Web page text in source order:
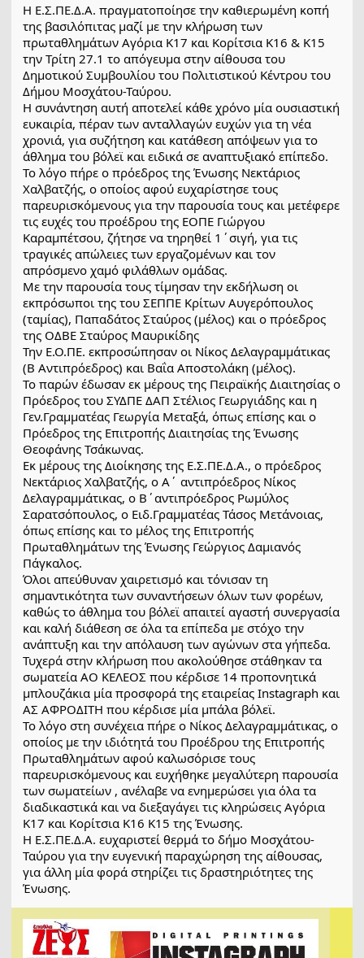
Η Ε.Σ.ΠΕ.Δ.Α. πραγματοποίησε την καθιερωμένη κοπή
της βασιλόπιτας μαζί με την κλήρωση των
πρωταθλημάτων Αγόρια Κ17 και Κορίτσια Κ16 & Κ15
την Τρίτη 27.1 το απόγευμα στην αίθουσα του
Δημοτικού Συμβουλίου του Πολιτιστικού Κέντρου του
Δήμου Μοσχάτου-Ταύρου.
Η συνάντηση αυτή αποτελεί κάθε χρόνο μία ουσιαστική
ευκαιρία, πέραν των ανταλλαγών ευχών για τη νέα
χρονιά, για συζήτηση και κατάθεση απόψεων για το
άθλημα του βόλεϊ και ειδικά σε αναπτυξιακό επίπεδο.
Το λόγο πήρε ο πρόεδρος της Ένωσης Νεκτάριος
Χαλβατζής, ο οποίος αφού ευχαρίστησε τους
παρευρισκόμενους για την παρουσία τους και μετέφερε
τις ευχές του προέδρου της ΕΟΠΕ Γιώργου
Καραμπέτσου, ζήτησε να τηρηθεί 1΄σιγή, για τις
τραγικές απώλειες των εργαζομένων και τον
απρόσμενο χαμό φιλάθλων ομάδας.
Με την παρουσία τους τίμησαν την εκδήλωση οι
εκπρόσωποι της του ΣΕΠΠΕ Κρίτων Αυγερόπουλος
(ταμίας), Παπαδάτος Σταύρος (μέλος) και ο πρόεδρος
της ΟΔΒΕ Σταύρος Μαυρικίδης
Την Ε.Ο.ΠΕ. εκπροσώπησαν οι Νίκος Δελαγραμμάτικας
(Β Αντιπρόεδρος) και Βαΐα Αποστολάκη (μέλος).
Το παρών έδωσαν εκ μέρους της Πειραϊκής Διαιτησίας ο
Πρόεδρος του ΣΥΔΠΕ ΔΑΠ Στέλιος Γεωργιάδης και η
Γεν.Γραμματέας Γεωργία Μεταξά, όπως επίσης και ο
Πρόεδρος της Επιτροπής Διαιτησίας της Ένωσης
Θεοφάνης Τσάκωνας.
Εκ μέρους της Διοίκησης της Ε.Σ.ΠΕ.Δ.Α., ο πρόεδρος
Νεκτάριος Χαλβατζής, ο Α΄ αντιπρόεδρος Νίκος
Δελαγραμμάτικας, ο Β΄αντιπρόεδρος Ρωμύλος
Σαρατσόπουλος, ο Ειδ.Γραμματέας Τάσος Μετάνοιας,
όπως επίσης και το μέλος της Επιτροπής
Πρωταθλημάτων της Ένωσης Γεώργιος Δαμιανός
Πάγκαλος.
Όλοι απεύθυναν χαιρετισμό και τόνισαν τη
σημαντικότητα των συναντήσεων όλων των φορέων,
καθώς το άθλημα του βόλεϊ απαιτεί αγαστή συνεργασία
και καλή διάθεση σε όλα τα επίπεδα με στόχο την
ανάπτυξη και την απόλαυση των αγώνων στα γήπεδα.
Τυχερά στην κλήρωση που ακολούθησε στάθηκαν τα
σωματεία ΑΟ ΚΕΛΕΟΣ που κέρδισε 14 προπονητικά
μπλουζάκια μία προσφορά της εταιρείας Instagraph και
ΑΣ ΑΦΡΟΔΙΤΗ που κέρδισε μία μπάλα βόλεϊ.
Το λόγο στη συνέχεια πήρε ο Νίκος Δελαγραμμάτικας, ο
οποίος με την ιδιότητά του Προέδρου της Επιτροπής
Πρωταθλημάτων αφού καλωσόρισε τους
παρευρισκόμενους και ευχήθηκε μεγαλύτερη παρουσία
των σωματείων , ανέλαβε να ενημερώσει για όλα τα
διαδικαστικά και να διεξαγάγει τις κληρώσεις Αγόρια
Κ17 και Κορίτσια Κ16 Κ15 της Ένωσης.
Η Ε.Σ.ΠΕ.Δ.Α. ευχαριστεί θερμά το δήμο Μοσχάτου-
Ταύρου για την ευγενική παραχώρηση της αίθουσας,
για άλλη μία φορά στηρίζει τις δραστηριότητες της
Ένωσης.